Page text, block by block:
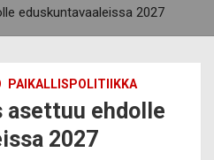
eduskuntavaaleissa 2027
PAIKALLISPOLITIIKKA
asettuu ehdolle
2027